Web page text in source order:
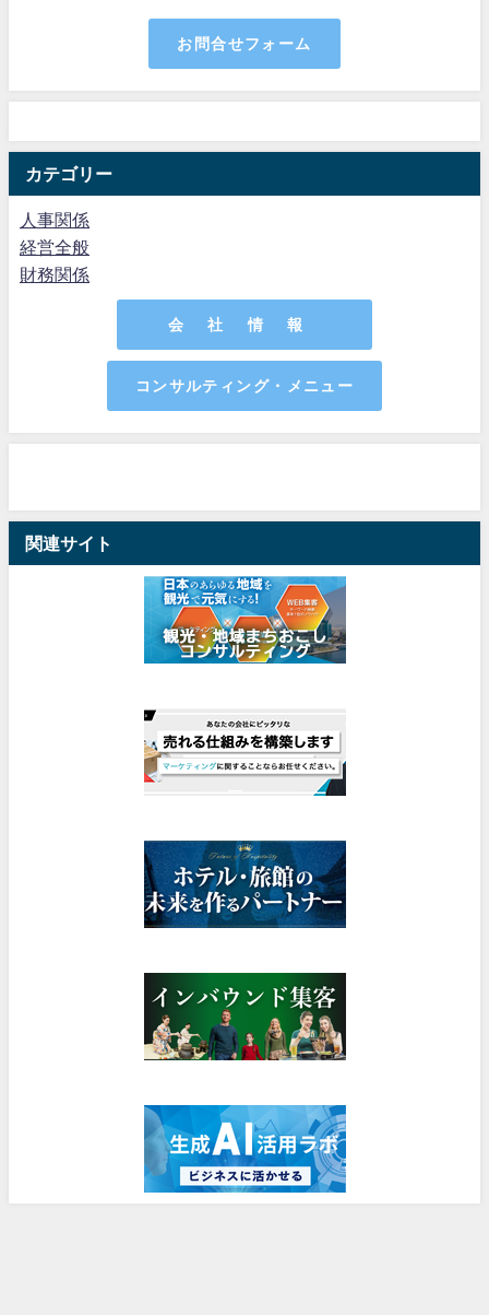
お問合せフォーム
カテゴリー
人事関係
経営全般
財務関係
会 社 情 報
コンサルティング・メニュー
関連サイト